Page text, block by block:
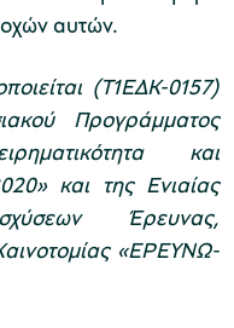
αυτών.
(Τ1ΕΔΚ-0157)
Προγράμματος
και
και της Ενιαίας
Έρευνας,
«ΕΡΕΥΝΩ-